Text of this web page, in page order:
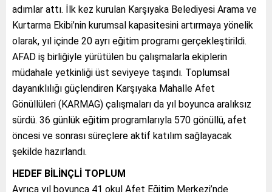
adımlar attı. İlk kez kurulan Karşıyaka Belediyesi Arama ve
Kurtarma Ekibi’nin kurumsal kapasitesini artırmaya yönelik
olarak, yıl içinde 20 ayrı eğitim programı gerçekleştirildi.
AFAD iş birliğiyle yürütülen bu çalışmalarla ekiplerin
müdahale yetkinliği üst seviyeye taşındı. Toplumsal
dayanıklılığı güçlendiren Karşıyaka Mahalle Afet
Gönüllüleri (KARMAG) çalışmaları da yıl boyunca aralıksız
sürdü. 36 günlük eğitim programlarıyla 570 gönüllü, afet
öncesi ve sonrası süreçlere aktif katılım sağlayacak
şekilde hazırlandı.
HEDEF BİLİNÇLİ TOPLUM
Ayrıca yıl boyunca 41 okul Afet Eğitim Merkezi’nde